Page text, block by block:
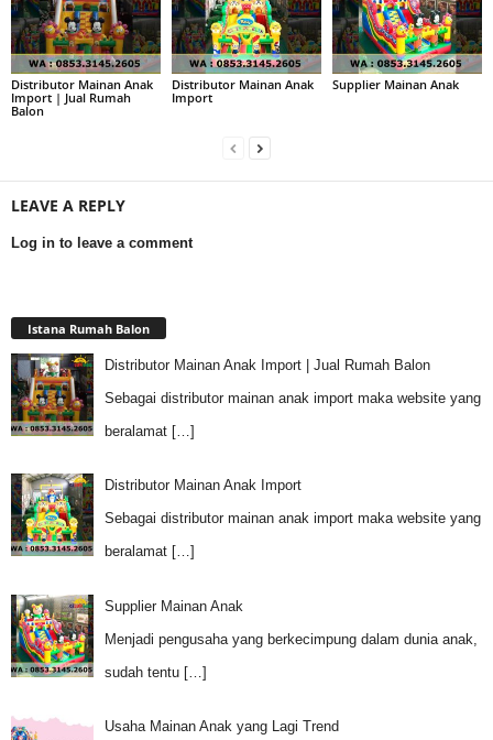
Distributor Mainan Anak
Import | Jual Rumah
Balon
Distributor Mainan Anak
Import
Supplier Mainan Anak
LEAVE A REPLY
Log in to leave a comment
Istana Rumah Balon
Distributor Mainan Anak Import | Jual Rumah Balon
Sebagai distributor mainan anak import maka website yang
beralamat […]
Distributor Mainan Anak Import
Sebagai distributor mainan anak import maka website yang
beralamat […]
Supplier Mainan Anak
Menjadi pengusaha yang berkecimpung dalam dunia anak,
sudah tentu […]
Usaha Mainan Anak yang Lagi Trend